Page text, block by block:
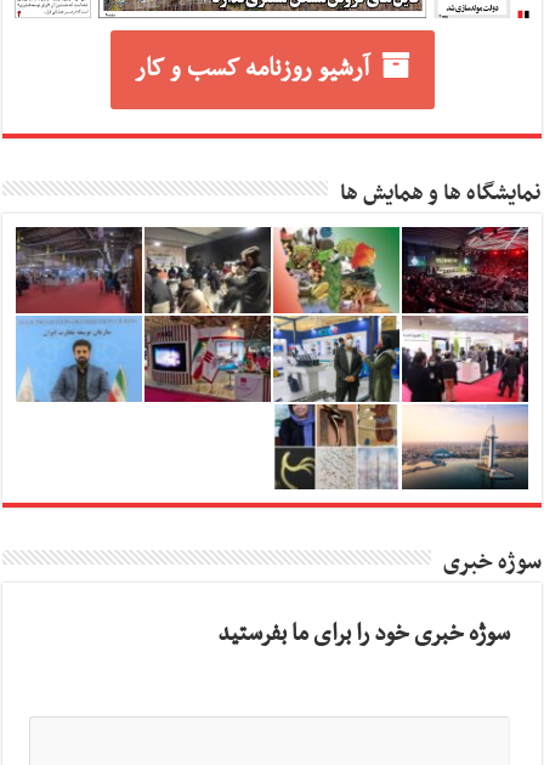
آرشیو روزنامه کسب و کار
نمایشگاه ها و همایش ها
سوژه خبری
سوژه خبری خود را برای ما بفرستید